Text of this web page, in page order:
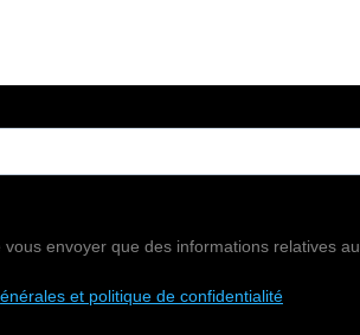
envoyer que des informations relatives au
et politique de confidentialité